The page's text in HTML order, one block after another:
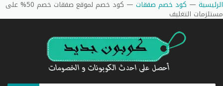
الرئيسية — كود خصم صفقات — كود خصم لموقع صفقات خصم 50% على
مستلزمات التغليف